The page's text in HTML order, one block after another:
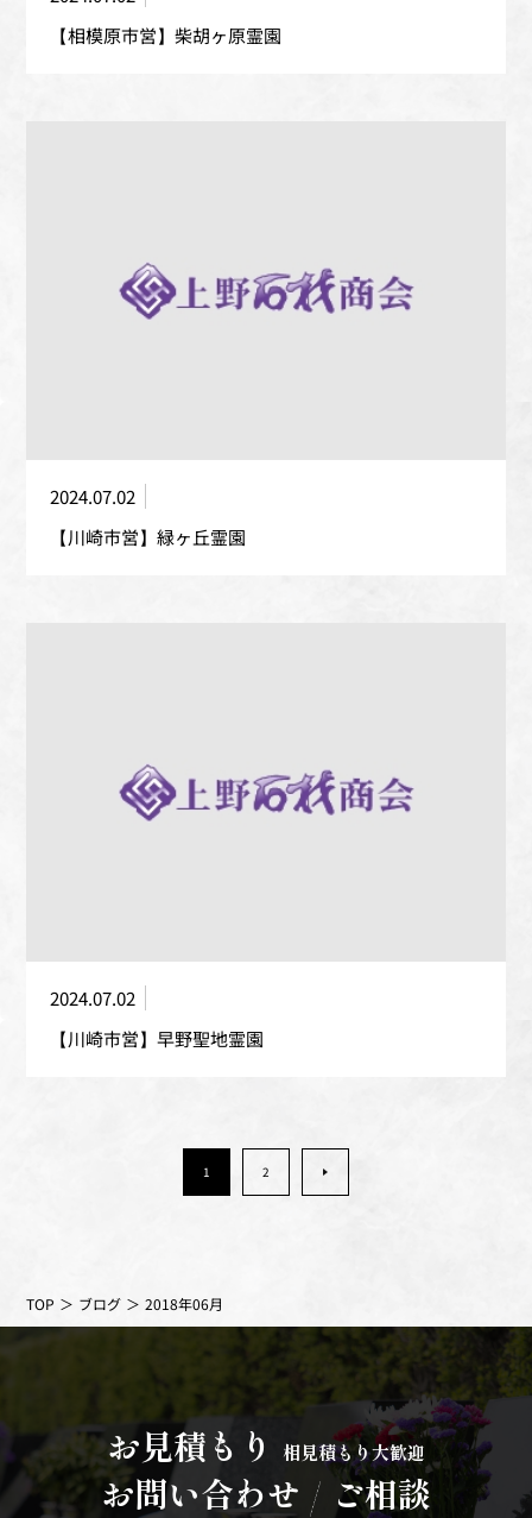
【相模原市営】柴胡ヶ原霊園
2024.07.02
【川崎市営】緑ヶ丘霊園
2024.07.02
【川崎市営】早野聖地霊園
1 2 »
TOP ブログ 2018年06月
お見積もり 相見積もり大歓迎
お問い合わせ ご相談